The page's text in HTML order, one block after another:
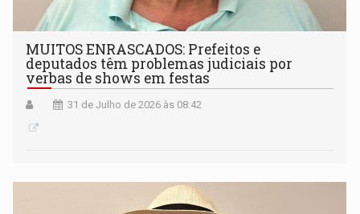
MUITOS ENRASCADOS: Prefeitos e
deputados têm problemas judiciais por
verbas de shows em festas
31 de Julho de 2026 às 08:42